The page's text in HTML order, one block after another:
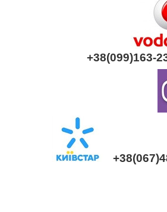
+38(099)163-